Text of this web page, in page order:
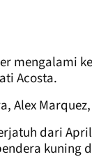
mengalami
Acosta.
Alex
dari
kuning